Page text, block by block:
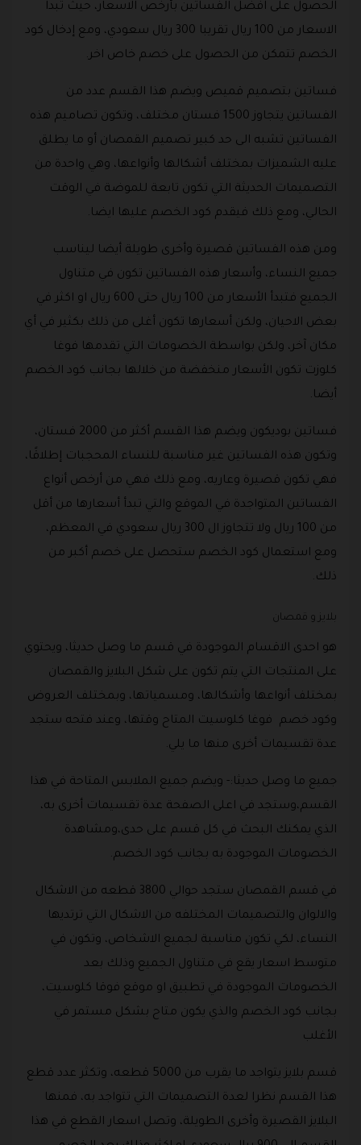
الحصول على افضل الفساتين بأرخص الاسعار، حيث تبدا
الاسعار من 100 ريال تقريبا 300 ريال سعودي، ومع إدخال كود
الخصم تتمكن من الحصول على خصم خاص اخر.
فساتين بتصميم قميص ويضم هذا القسم عدد من
الفساتين يتجاوز 1500 فستان مختلف، وتكون تصاميم هذه
الفساتين تشبه الى حد كبير تصميم القمصان أو ما يطلق
عليه الشميزات بمختلف أشكالها وأنواعها، وهي واحدة من
التصميمات الحديثة التي تكون تابعة للموضة في الوقت
الحالي، ومع ذلك فيقدم كود الخصم عليها ايضا.
ومن هذه الفساتين قصيرة وأخرى طويلة أيضا ليناسب
جميع النساء، وأسعار هذه الفساتين تكون في متناول
الجميع فتبدأ الأسعار من 100 ريال حتى 600 ريال او اكثر في
بعض الاحيان، ولكن أسعارها تكون أغلى من ذلك بكثير في أي
مكان آخر، ولكن بواسطة الخصومات التي تقدمها فوغا
كلوزت تكون الأسعار منخفضة من خلالها بجانب كود الخصم
أيضا.
فساتين بوديكون ويضم هذا القسم أكثر من 2000 فستان،
وتكون هذه الفساتين غير مناسبة للنساء المحجبات إطلاقًا،
فهي تكون قصيرة وعاريه، ومع ذلك فهي من أرخص أنواع
الفساتين المتواجدة في الموقع والتي تبدأ أسعارها من أقل
من 100 ريال ولا تتجاوز ال 300 ريال سعودي في المعظم،
ومع استعمال كود الخصم ستحصل على خصم أكبر من
ذلك.
بلايز و قمصان
هو احدى الاقسام الموجودة في قسم ما وصل حديثا، ويحتوي
على المنتجات التي يتم تكون على شكل البلايز والقمصان
بمختلف أنواعها وأشكالها، ومسمياتها، وبمختلف العروض
وكود خصم فوغا كلوسيت المتاح وقتها، وعند فتحه ستجد
عدة تقسيمات أخرى منها ما يلي.
جميع ما وصل حديثا:- ويضم جميع الملابس المتاحة في هذا
القسم،وستجد في اعلى الصفحة عدة تقسيمات أخرى به،
الذي يمكنك البحث في كل قسم على حدى،ومشاهدة
الخصومات الموجودة به بجانب كود الخصم.
في قسم القمصان ستجد حوالي 3800 قطعه من الاشكال
والالوان والتصميمات المختلفه من الاشكال التي ترتديها
النساء، لكي تكون مناسبة لجميع الاشخاص، وتكون في
متوسط اسعار يقع في متناول الجميع وذلك بعد
الخصومات الموجودة في تطبيق او موقع فوقا كلوسيت،
بجانب كود الخصم والذي يكون متاح بشكل مستمر في
الأغلب
قسم بلايز يتواجد ما يقرب من 5000 قطعه، وتكثر عدد قطع
هذا القسم نظرا لعدة التصميمات التي تتواجد به، فمنها
البلايز القصيرة وأخرى الطويلة، وتصل اسعار القطع في هذا